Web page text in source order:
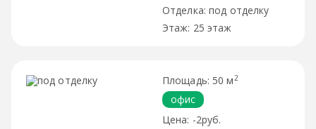
под отделку
25 этаж
50 м 2
офис
-2руб.